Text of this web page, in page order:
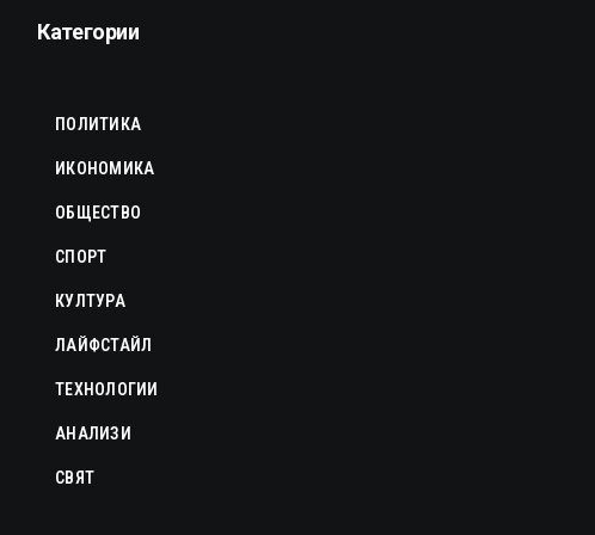
Категории
ПОЛИТИКА
ИКОНОМИКА
ОБЩЕСТВО
СПОРТ
КУЛТУРА
ЛАЙФСТАЙЛ
ТЕХНОЛОГИИ
АНАЛИЗИ
СВЯТ